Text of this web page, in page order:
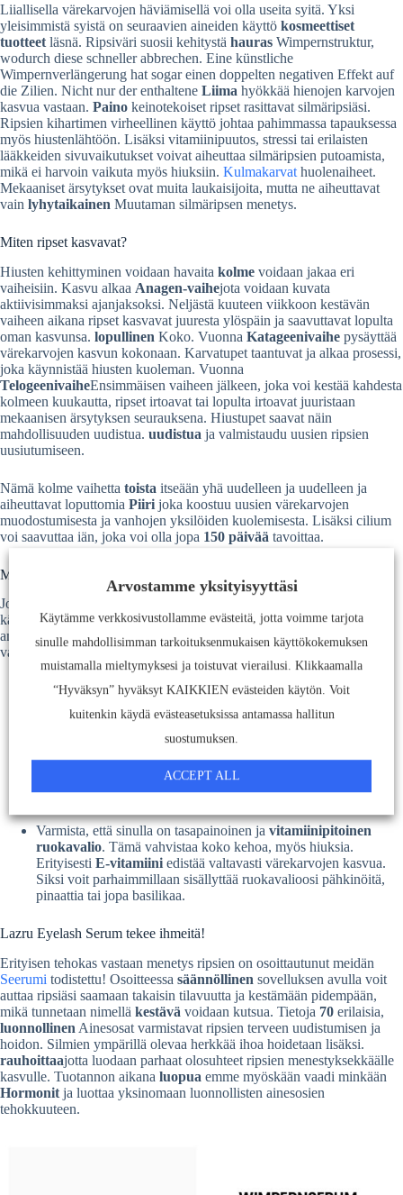
Liiallisella värekarvojen häviämisellä voi olla useita syitä. Yksi
yleisimmistä syistä on seuraavien aineiden käyttö kosmeettiset
tuotteet läsnä. Ripsiväri suosii kehitystä hauras Wimpernstruktur,
wodurch diese schneller abbrechen. Eine künstliche
Wimpernverlängerung hat sogar einen doppelten negativen Effekt auf
die Zilien. Nicht nur der enthaltene Liima hyökkää hienojen karvojen
kasvua vastaan. Paino keinotekoiset ripset rasittavat silmäripsiäsi.
Ripsien kihartimen virheellinen käyttö johtaa pahimmassa tapauksessa
myös hiustenlähtöön. Lisäksi vitamiinipuutos, stressi tai erilaisten
lääkkeiden sivuvaikutukset voivat aiheuttaa silmäripsien putoamista,
mikä ei harvoin vaikuta myös hiuksiin. Kulmakarvat huolenaiheet.
Mekaaniset ärsytykset ovat muita laukaisijoita, mutta ne aiheuttavat
vain lyhytaikainen Muutaman silmäripsen menetys.
Miten ripset kasvavat?
Hiusten kehittyminen voidaan havaita kolme voidaan jakaa eri
vaiheisiin. Kasvu alkaa Anagen-vaihejota voidaan kuvata
aktiivisimmaksi ajanjaksoksi. Neljästä kuuteen viikkoon kestävän
vaiheen aikana ripset kasvavat juuresta ylöspäin ja saavuttavat lopulta
oman kasvunsa. lopullinen Koko. Vuonna Katageenivaihe pysäyttää
värekarvojen kasvun kokonaan. Karvatupet taantuvat ja alkaa prosessi,
joka käynnistää hiusten kuoleman. Vuonna
TelogeenivaiheEnsimmäisen vaiheen jälkeen, joka voi kestää kahdesta
kolmeen kuukautta, ripset irtoavat tai lopulta irtoavat juuristaan
mekaanisen ärsytyksen seurauksena. Hiustupet saavat näin
mahdollisuuden uudistua. uudistua ja valmistaudu uusien ripsien
uusiutumiseen.
Nämä kolme vaihetta toista itseään yhä uudelleen ja uudelleen ja
aiheuttavat loputtomia Piiri joka koostuu uusien värekarvojen
muodostumisesta ja vanhojen yksilöiden kuolemisesta. Lisäksi cilium
voi saavuttaa iän, joka voi olla jopa 150 päivää tavoittaa.
Mitä voit tehdä estääkseen ripsien irtoamisen?
Jos haluat päästä lähemmäs unelmaasi pitkistä, paksuista ripsiä, voit
käyttää erilaisiaVinkkejäjotka vähentävät ripsien katoamista ja
antavat sinulle tuuheammat ripset. Käytettävissä ovat seuraavat
vaihtoehdot:
Vältätai vähentääHankausvärekarvoihin. Mekaanisen
ärsytyksen vuoksi, joka aiheutuu myös meikinpoistosta, hienot
karvat ovat osittain tiedostamattaan kireällä ja irtoavat juuresta
Usein törmääRipsiväri. Sisältämät aineet hidastavat
ripsien kasvua ja saavat karvat katkeamaan ennenaikaisesti.
Varmista, että sinulla on tasapainoinen ja vitamiinipitoinen
ruokavalio. Tämä vahvistaa koko kehoa, myös hiuksia.
Erityisesti E-vitamiini edistää valtavasti värekarvojen kasvua.
Siksi voit parhaimmillaan sisällyttää ruokavalioosi pähkinöitä,
pinaattia tai jopa basilikaa.
Lazru Eyelash Serum tekee ihmeitä!
Erityisen tehokas vastaan menetys ripsien on osoittautunut meidän
Seerumi todistettu! Osoitteessa säännöllinen sovelluksen avulla voit
auttaa ripsiäsi saamaan takaisin tilavuutta ja kestämään pidempään,
mikä tunnetaan nimellä kestävä voidaan kutsua. Tietoja 70 erilaisia,
luonnollinen Ainesosat varmistavat ripsien terveen uudistumisen ja
hoidon. Silmien ympärillä olevaa herkkää ihoa hoidetaan lisäksi.
rauhoittaajotta luodaan parhaat olosuhteet ripsien menestyksekkäälle
kasvulle. Tuotannon aikana luopua emme myöskään vaadi minkään
Hormonit ja luottaa yksinomaan luonnollisten ainesosien
tehokkuuteen.
Arvostamme yksityisyyttäsi
Käytämme verkkosivustollamme evästeitä, jotta voimme tarjota
sinulle mahdollisimman tarkoituksenmukaisen käyttökokemuksen
muistamalla mieltymyksesi ja toistuvat vierailusi. Klikkaamalla
“Hyväksyn” hyväksyt KAIKKIEN evästeiden käytön. Voit
kuitenkin käydä evästeasetuksissa antamassa hallitun
suostumuksen.
ACCEPT ALL